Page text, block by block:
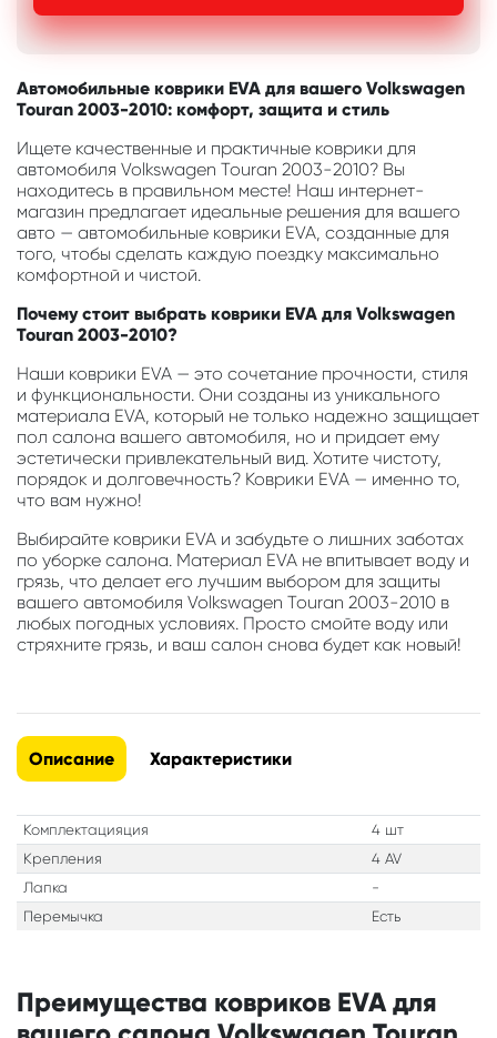
Автомобильные коврики EVA для вашего Volkswagen
Touran 2003-2010: комфорт, защита и стиль
Ищете качественные и практичные коврики для
автомобиля Volkswagen Touran 2003-2010? Вы
находитесь в правильном месте! Наш интернет-
магазин предлагает идеальные решения для вашего
авто — автомобильные коврики EVA, созданные для
того, чтобы сделать каждую поездку максимально
комфортной и чистой.
Почему стоит выбрать коврики EVA для Volkswagen
Touran 2003-2010?
Наши коврики EVA — это сочетание прочности, стиля
и функциональности. Они созданы из уникального
материала EVA, который не только надежно защищает
пол салона вашего автомобиля, но и придает ему
эстетически привлекательный вид. Хотите чистоту,
порядок и долговечность? Коврики EVA — именно то,
что вам нужно!
Выбирайте коврики EVA и забудьте о лишних заботах
по уборке салона. Материал EVA не впитывает воду и
грязь, что делает его лучшим выбором для защиты
вашего автомобиля Volkswagen Touran 2003-2010 в
любых погодных условиях. Просто смойте воду или
стряхните грязь, и ваш салон снова будет как новый!
Описание Характеристики
Комплектацияция
4 шт
Крепления
4 AV
Лапка
-
Перемычка
Есть
Преимущества ковриков EVA для